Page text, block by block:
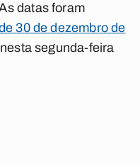
datas foram
30 de dezembro de
segunda-feira